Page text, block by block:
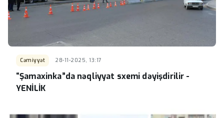
Cəmiyyət 28-11-2025, 13:17
“Şamaxinka”da nəqliyyat sxemi dəyişdirilir -
YENİLİK